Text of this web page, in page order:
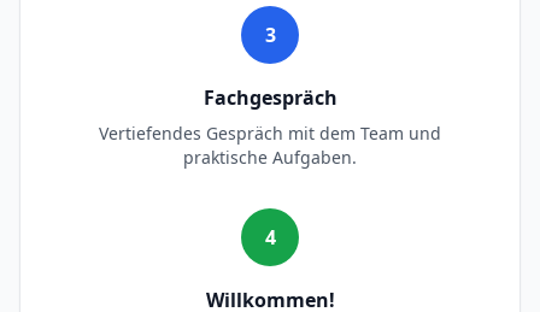
3
Fachgespräch
Vertiefendes Gespräch mit dem Team und
praktische Aufgaben.
4
Willkommen!